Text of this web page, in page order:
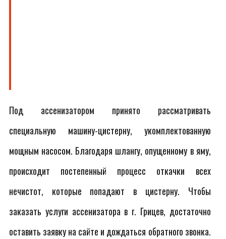
Под ассенизатором принято рассматривать
специальную машину-цистерну, укомплектованную
мощным насосом. Благодаря шлангу, опущенному в яму,
происходит постепенный процесс откачки всех
нечистот, которые попадают в цистерну. Чтобы
заказать услуги ассенизатора в г. Грицев, достаточно
оставить заявку на сайте и дождаться обратного звонка.